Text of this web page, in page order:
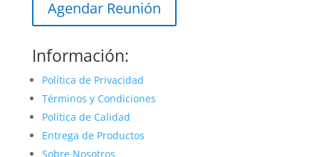
Agendar Reunión
Información:
Política de Privacidad
Términos y Condiciones
Política de Calidad
Entrega de Productos
Sobre Nosotros